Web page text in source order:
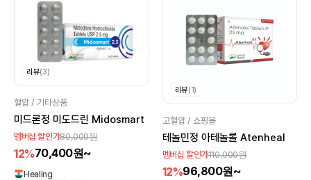
리뷰(3)
혈압 / 기타상품
미드론정 미도드린 Midosmart
멤버십 할인가80,000원
12%70,400원~
Healing
리뷰(1)
고혈압 / 쇼핑몰
테놀민정 아테놀롤 Atenheal
멤버십 할인가110,000원
12%96,800원~